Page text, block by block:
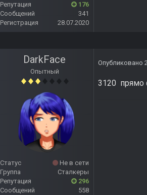
Репутация
176
Сообщений
341
Регистрация
28.07.2020
DarkFace
Опытный
Статус
Не в сети
Группа
Сталкеры
Репутация
296
Сообщений
558
Опубликовано
3120 прямо